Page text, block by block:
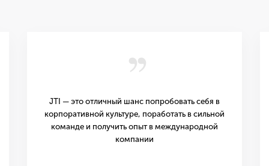
,,
JTI — это отличный шанс попробовать себя в
корпоративной культуре, поработать в сильной
команде и получить опыт в международной
компании